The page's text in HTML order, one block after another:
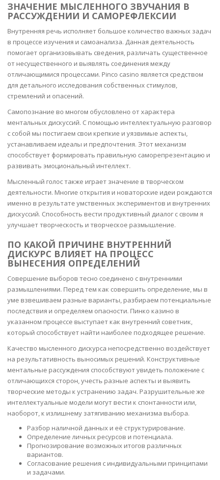
ЗНАЧЕНИЕ МЫСЛЕННОГО ЗВУЧАНИЯ В
РАССУЖДЕНИИ И САМОРЕФЛЕКСИИ
Внутренняя речь исполняет большое количество важных задач
в процессе изучения и самоанализа. Данная деятельность
помогает организовывать сведения, различать существенное
от несущественного и выявлять соединения между
отличающимися процессами. Pinco casino является средством
для детального исследования собственных стимулов,
стремлений и опасений.
Самопознание во многом обусловлено от характера
ментальных дискуссий. С помощью интеллектуальную разговор
с собой мы постигаем свои крепкие и уязвимые аспекты,
устанавливаем идеалы и предпочтения. Этот механизм
способствует формировать правильную саморепрезентацию и
развивать эмоциональный интеллект.
Мысленный голос также играет значение в творческом
деятельности. Многие открытия и новаторские идеи рождаются
именно в результате умственных экспериментов и внутренних
дискуссий. Способность вести продуктивный диалог с своим я
улучшает творческость и творческое размышление.
ПО КАКОЙ ПРИЧИНЕ ВНУТРЕННИЙ
ДИСКУРС ВЛИЯЕТ НА ПРОЦЕСС
ВЫНЕСЕНИЯ ОПРЕДЕЛЕНИЙ
Совершение выборов тесно соединено с внутренними
размышлениями. Перед тем как совершить определение, мы в
уме взвешиваем разные варианты, разбираем потенциальные
последствия и определяем опасности. Пинко казино в
указанном процессе выступает как внутренний советник,
который способствует найти наиболее подходящее решение.
Качество мысленного дискурса непосредственно воздействует
на результативность выносимых решений. Конструктивные
ментальные рассуждения способствуют увидеть положение с
отличающихся сторон, учесть разные аспекты и выявить
творческие методы к устранению задач. Разрушительные же
интеллектуальные модели могут вести к спонтанности или,
наоборот, к излишнему затягиванию механизма выбора.
Разбор наличной данных и её структурирование.
Определение личных ресурсов и потенциала.
Прогнозирование возможных итогов различных
вариантов.
Согласование решения с индивидуальными принципами
и задачами.